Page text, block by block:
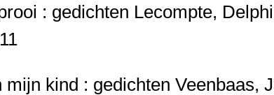
: gedichten Lecompte,
mijn kind : gedichten Veenbaas,